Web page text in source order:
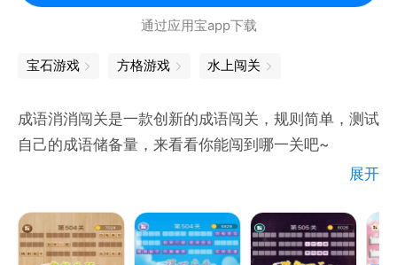
通过应用宝app下载
宝石游戏 方格游戏 水上闯关
成语消消闯关是一款创新的成语闯关，规则简单，测试
自己的成语储备量，来看看你能闯到哪一关吧~
从简单到复杂，游戏开始会给你一个界面，一大堆汉字
摆在你面前，你需要从中找到成语，从头连到尾，即可
展开